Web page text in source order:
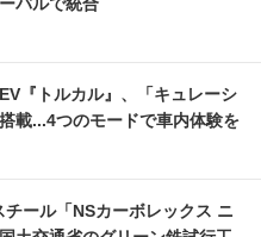
『トルカル』、「キュレーシ
載...4つのモードで車内体験を
チール「NSカーボレックス ニ